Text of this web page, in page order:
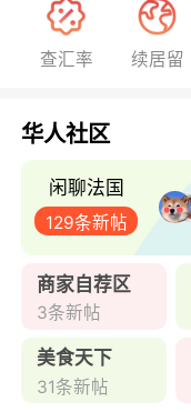
查汇率 续居留
华人社区
闲聊法国
129条新帖
商家自荐区
3条新帖
美食天下
31条新帖